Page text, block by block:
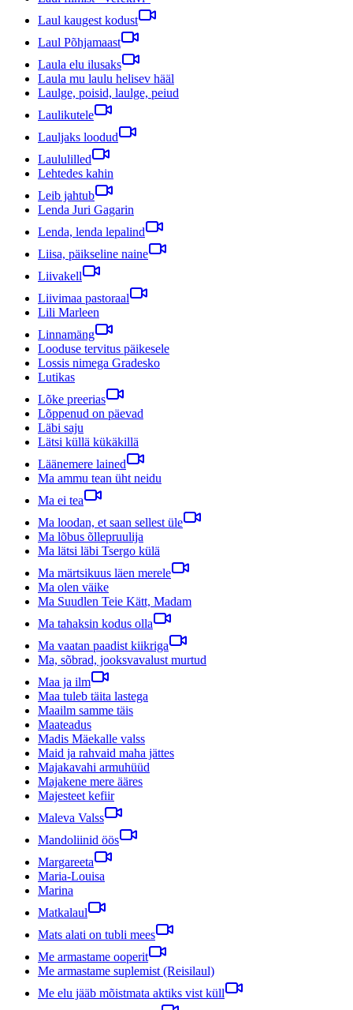
Laul kaugest kodust
Laul Põhjamaast
Laula elu ilusaks
Laula mu laulu helisev hääl
Laulge, poisid, laulge, peiud
Laulikutele
Lauljaks loodud
Laululilled
Lehtedes kahin
Leib jahtub
Lenda Juri Gagarin
Lenda, lenda lepalind
Liisa, päikseline naine
Liivakell
Liivimaa pastoraal
Lili Marleen
Linnamäng
Looduse tervitus päikesele
Lossis nimega Gradesko
Lutikas
Lõke preerias
Lõppenud on päevad
Läbi saju
Lätsi küllä kükäkillä
Läänemere lained
Ma ammu tean üht neidu
Ma ei tea
Ma loodan, et saan sellest üle
Ma lõbus õllepruulija
Ma lätsi läbi Tsergo külä
Ma märtsikuus läen merele
Ma olen väike
Ma Suudlen Teie Kätt, Madam
Ma tahaksin kodus olla
Ma vaatan paadist kiikriga
Ma, sõbrad, jooksvavalust murtud
Maa ja ilm
Maa tuleb täita lastega
Maailm samme täis
Maateadus
Madis Mäekalle valss
Maid ja rahvaid maha jättes
Majakavahi armuhüüd
Majakene mere ääres
Majesteet kefiir
Maleva Valss
Mandoliinid öös
Margareeta
Maria-Louisa
Marina
Matkalaul
Mats alati on tubli mees
Me armastame ooperit
Me armastame suplemist (Reisilaul)
Me elu jääb mõistmata aktiks vist küll